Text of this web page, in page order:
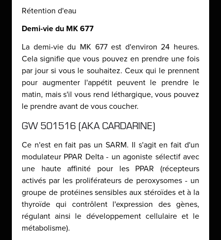
Rétention d'eau
Demi-vie du MK 677
La demi-vie du MK 677 est d'environ 24 heures.
Cela signifie que vous pouvez en prendre une fois
par jour si vous le souhaitez. Ceux qui le prennent
pour augmenter l'appétit peuvent le prendre le
matin, mais s'il vous rend léthargique, vous pouvez
le prendre avant de vous coucher.
GW 501516 (AKA CARDARINE)
Ce n'est en fait pas un SARM. Il s'agit en fait d'un
modulateur PPAR Delta - un agoniste sélectif avec
une haute affinité pour les PPAR (récepteurs
activés par les proliférateurs de peroxysomes - un
groupe de protéines sensibles aux stéroïdes et à la
thyroïde qui contrôlent l'expression des gènes,
régulant ainsi le développement cellulaire et le
métabolisme).